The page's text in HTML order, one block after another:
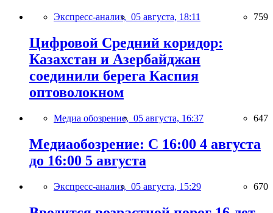
Экспресс-анализ, 05 августа, 18:11 759
Цифровой Средний коридор:
Казахстан и Азербайджан
соединили берега Каспия
оптоволокном
Медиа обозрение, 05 августа, 16:37 647
Медиаобозрение: С 16:00 4 августа
до 16:00 5 августа
Экспресс-анализ, 05 августа, 15:29 670